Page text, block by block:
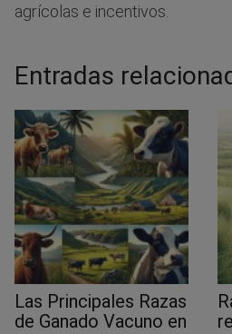
agrícolas e incentivos.
Entradas
Las Principales Razas
de Ganado Vacuno en